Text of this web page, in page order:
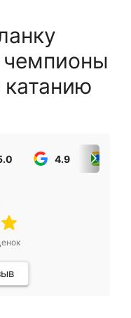
чемпионы
4.9